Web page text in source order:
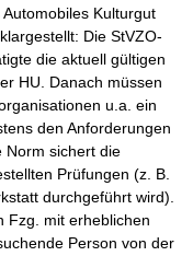
Kulturgut
Die StVZO-
die aktuell gültigen
HU. Danach müssen
u.a. ein
den Anforderungen
Norm sichert die
Prüfungen (z. B.
durchgeführt wird).
Fzg. mit erheblichen
Person von der